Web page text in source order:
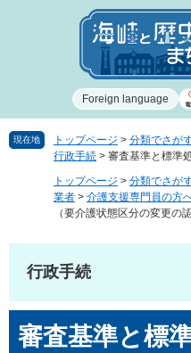
で
ば
Foreign language
現在地 トップページ > 分類でさが
行政手続 > 審査基準と標準
トップページ > 分類でさが
業者 > 介護支援専門員の方
（要介護状態区分の変更の認
行政手続
文審査基準と標